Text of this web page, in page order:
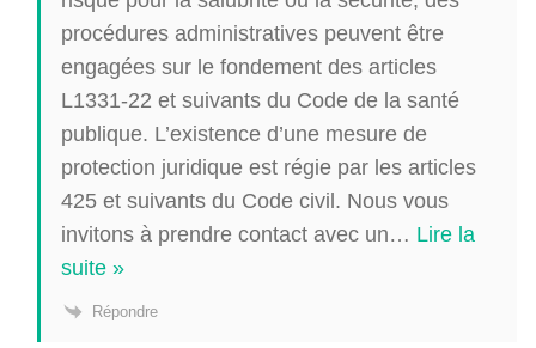
procédures administratives peuvent être
engagées sur le fondement des articles
L1331-22 et suivants du Code de la santé
publique. L’existence d’une mesure de
protection juridique est régie par les articles
425 et suivants du Code civil. Nous vous
invitons à prendre contact avec un… Lire la
suite »
Répondre